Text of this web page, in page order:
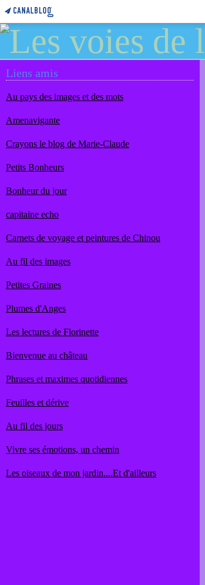
Liens amis
Au pays des images et des mots
Amenavigante
Crayons le blog de Marie-Claude
Petits Bonheurs
Bonheur du jour
capitaine echo
Carnets de voyage et peintures de Chinou
Au fil des images
Petites Graines
Plumes d'Anges
Les lectures de Florinette
Bienvenue au château
Phrases et maximes quotidiennes
Feuilles et dérive
Au fil des jours
Vivre ses émotions, un chemin
Les oiseaux de mon jardin....Et d'ailleurs